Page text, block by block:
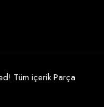
Tüm içerik Parça